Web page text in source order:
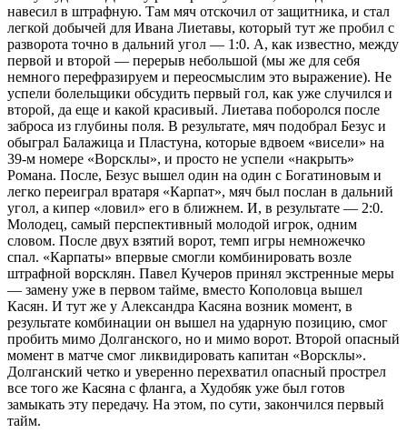
навесил в штрафную. Там мяч отскочил от защитника, и стал
легкой добычей для Ивана Лиетавы, который тут же пробил с
разворота точно в дальний угол — 1:0. А, как известно, между
первой и второй — перерыв небольшой (мы же для себя
немного перефразируем и переосмыслим это выражение). Не
успели болельщики обсудить первый гол, как уже случился и
второй, да еще и какой красивый. Лиетава поборолся после
заброса из глубины поля. В результате, мяч подобрал Безус и
обыграл Балажица и Пластуна, которые вдвоем «висели» на
39-м номере «Ворсклы», и просто не успели «накрыть»
Романа. После, Безус вышел один на один с Богатиновым и
легко переиграл вратаря «Карпат», мяч был послан в дальний
угол, а кипер «ловил» его в ближнем. И, в результате — 2:0.
Молодец, самый перспективный молодой игрок, одним
словом. После двух взятий ворот, темп игры немножечко
спал. «Карпаты» впервые смогли комбинировать возле
штрафной ворсклян. Павел Кучеров принял экстренные меры
— замену уже в первом тайме, вместо Кополовца вышел
Касян. И тут же у Александра Касяна возник момент, в
результате комбинации он вышел на ударную позицию, смог
пробить мимо Долганского, но и мимо ворот. Второй опасный
момент в матче смог ликвидировать капитан «Ворсклы».
Долганский четко и уверенно перехватил опасный прострел
все того же Касяна с фланга, а Худобяк уже был готов
замыкать эту передачу. На этом, по сути, закончился первый
тайм.